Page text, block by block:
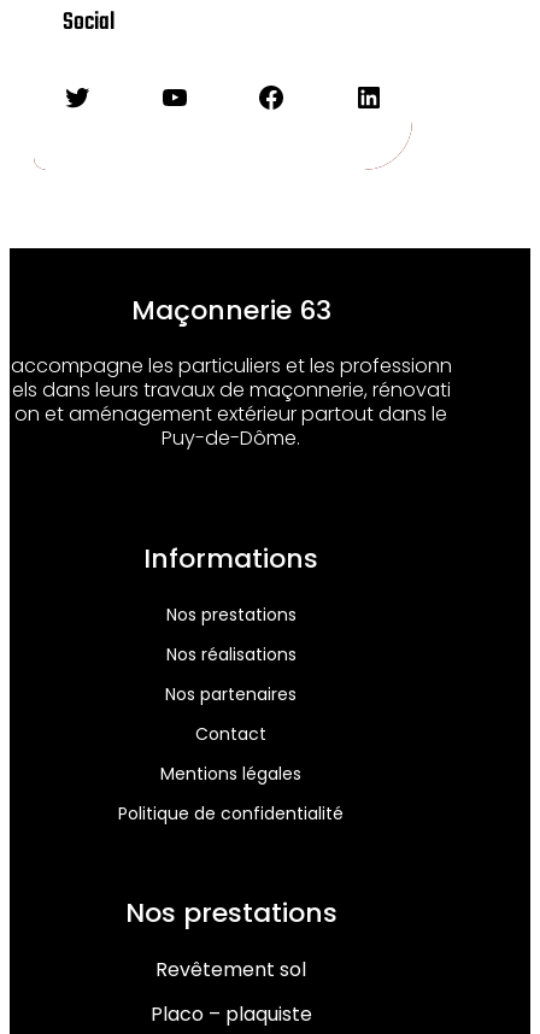
Social
Twitter YouTube Facebook LinkedIn
Maçonnerie 63
accompagne les particuliers et les professionn
els dans leurs travaux de maçonnerie, rénovati
on et aménagement extérieur partout dans le
Puy-de-Dôme.
Informations
Nos prestations
Nos réalisations
Nos partenaires
Contact
Mentions légales
Politique de confidentialité
Nos prestations
Revêtement sol
Placo – plaquiste